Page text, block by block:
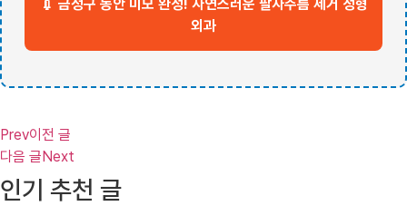
💉 금정구 동안 미모 완성! 자연스러운 팔자주름 제거 성형
외과
Prev이전 글
다음 글Next
인기 추천 글